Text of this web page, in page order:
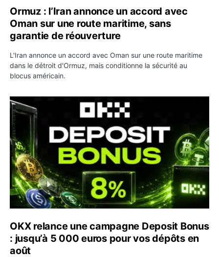
Ormuz : l’Iran annonce un accord avec
Oman sur une route maritime, sans
garantie de réouverture
L'Iran annonce un accord avec Oman sur une route maritime
dans le détroit d'Ormuz, mais conditionne la sécurité au
blocus américain.
OKX relance une campagne Deposit Bonus : jusqu’à 5
OKX relance une campagne Deposit Bonus
: jusqu’à 5 000 euros pour vos dépôts en
août